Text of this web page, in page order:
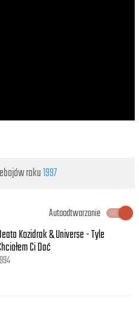
roku1997
Autoodtwarzanie
Kozidrak & Universe - Tyle
Ci Dać